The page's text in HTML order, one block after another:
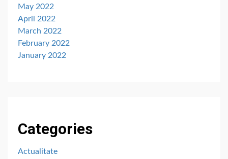
May 2022
April 2022
March 2022
February 2022
January 2022
Categories
Actualitate